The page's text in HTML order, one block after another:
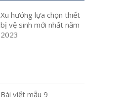
Xu hướng lựa chọn thiết
bị vệ sinh mới nhất năm
2023
Bài viết mẫu 9